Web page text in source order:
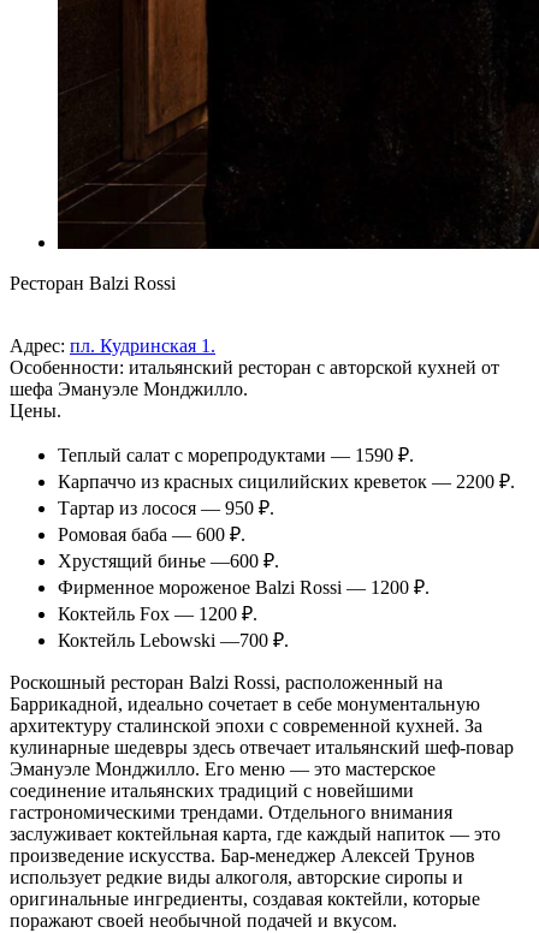
Ресторан Balzi Rossi
Адрес: пл. Кудринская 1.
Особенности: итальянский ресторан с авторской кухней от
шефа Эмануэле Монджилло.
Цены.
Теплый салат с морепродуктами — 1590 ₽.
Карпаччо из красных сицилийских креветок — 2200 ₽.
Тартар из лосося — 950 ₽.
Ромовая баба — 600 ₽.
Хрустящий бинье —600 ₽.
Фирменное мороженое Balzi Rossi — 1200 ₽.
Коктейль Fox — 1200 ₽.
Коктейль Lebowski —700 ₽.
Роскошный ресторан Balzi Rossi, расположенный на
Баррикадной, идеально сочетает в себе монументальную
архитектуру сталинской эпохи с современной кухней. За
кулинарные шедевры здесь отвечает итальянский шеф-повар
Эмануэле Монджилло. Его меню — это мастерское
соединение итальянских традиций с новейшими
гастрономическими трендами. Отдельного внимания
заслуживает коктейльная карта, где каждый напиток — это
произведение искусства. Бар-менеджер Алексей Трунов
использует редкие виды алкоголя, авторские сиропы и
оригинальные ингредиенты, создавая коктейли, которые
поражают своей необычной подачей и вкусом.